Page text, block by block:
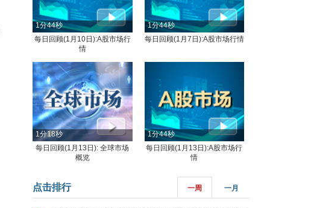
1分44秒
每日回顾(1月10日):A股市场行
情
1分44秒
每日回顾(1月7日):A股市场行情
1分18秒
每日回顾(1月13日): 全球市场
概览
1分44秒
每日回顾(1月13日):A股市场行
情
点击排行 一周 一月